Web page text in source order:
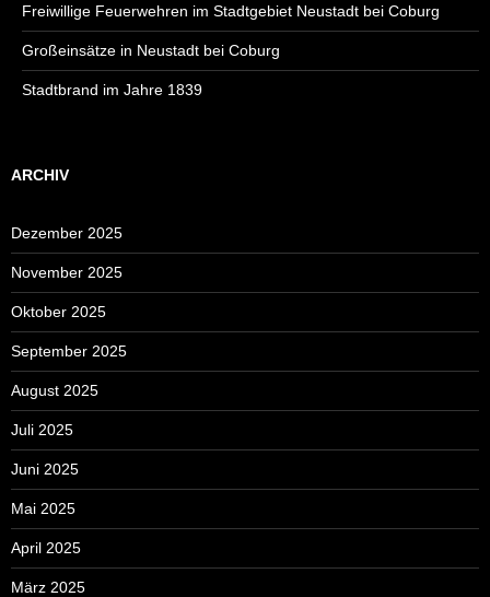
Freiwillige Feuerwehren im Stadtgebiet Neustadt bei Coburg
Großeinsätze in Neustadt bei Coburg
Stadtbrand im Jahre 1839
ARCHIV
Dezember 2025
November 2025
Oktober 2025
September 2025
August 2025
Juli 2025
Juni 2025
Mai 2025
April 2025
März 2025